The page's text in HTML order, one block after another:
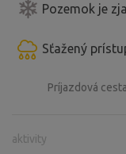
Pozemok je
Sťažený
Príjazdová cesta
aktivity